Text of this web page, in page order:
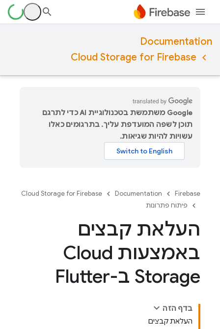
Documentation
Cloud Storage for Firebase
‫Google משתמשת בטכנולוגיית AI כדי לתרגם
תוכן לשפה המועדפת עליך. בתרגומים כאלו
עשויות להיות שגיאות.
Firebase
Documentation
Cloud Storage for Firebase
פיתוח פתרונות
העלאת קבצים
באמצעות Cloud
Storage ב-Flutter
בדף הזה
העלאת קבצים